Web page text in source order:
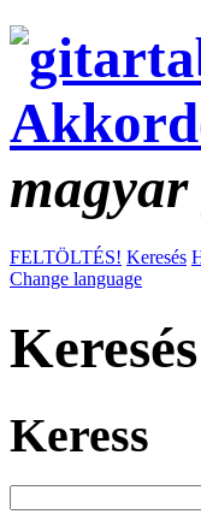
FELTÖLTÉS! Keresés
Change language
Keresés
Keress